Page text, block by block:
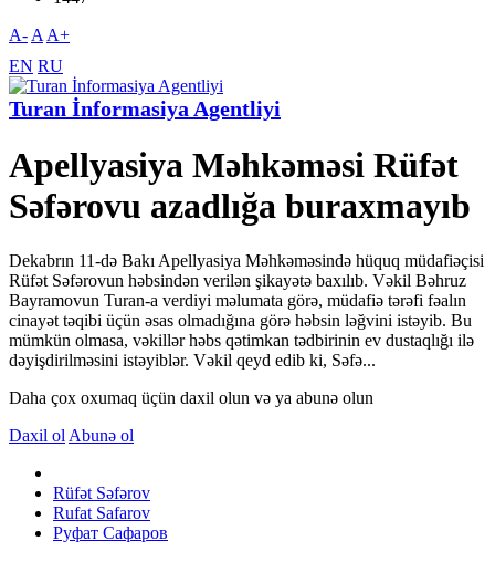
A- A A+
EN RU
Turan İnformasiya Agentliyi
Apellyasiya Məhkəməsi Rüfət
Səfərovu azadlığa buraxmayıb
Dekabrın 11-də Bakı Apellyasiya Məhkəməsində hüquq müdafiəçisi
Rüfət Səfərovun həbsindən verilən şikayətə baxılıb. Vəkil Bəhruz
Bayramovun Turan-a verdiyi məlumata görə, müdafiə tərəfi fəalın
cinayət təqibi üçün əsas olmadığına görə həbsin ləğvini istəyib. Bu
mümkün olmasa, vəkillər həbs qətimkan tədbirinin ev dustaqlığı ilə
dəyişdirilməsini istəyiblər. Vəkil qeyd edib ki, Səfə...
Daha çox oxumaq üçün daxil olun və ya abunə olun
Daxil ol Abunə ol
Rüfət Səfərov
Rufat Safarov
Руфат Сафаров